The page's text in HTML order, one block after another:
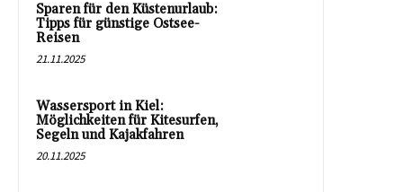
Sparen für den Küstenurlaub:
Tipps für günstige Ostsee-
Reisen
21.11.2025
Wassersport in Kiel:
Möglichkeiten für Kitesurfen,
Segeln und Kajakfahren
20.11.2025